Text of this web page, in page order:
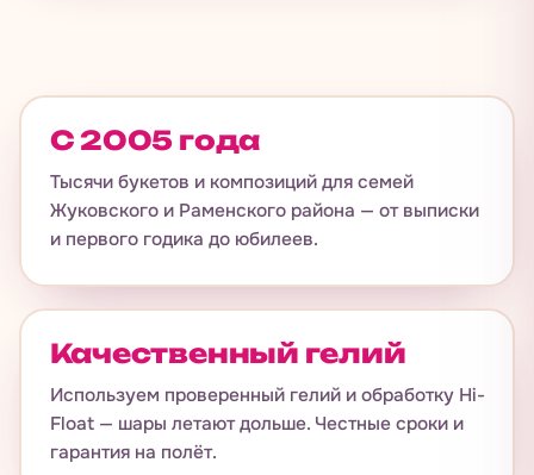
С 2005 года
Тысячи букетов и композиций для семей
Жуковского и Раменского района — от выписки
Качественный гелий
Используем проверенный гелий и обработку Hi-
Float — шары летают дольше. Честные сроки и